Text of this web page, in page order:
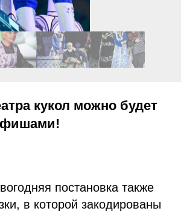
кукол можно будет
постановка также
в которой закодированы